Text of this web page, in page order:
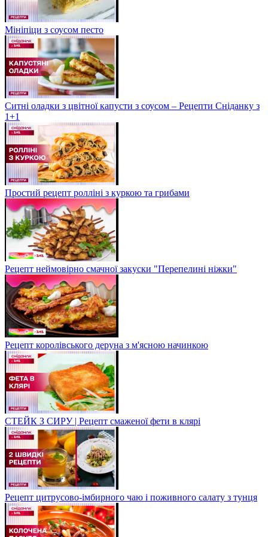
Мініпіци з соусом песто
Ситні оладки з цвітної капусти з соусом – Рецепти Сніданку з
1+1
Простий рецепт ролліні з куркою та грибами
Рецепт неймовірно смачної закуски "Перепелині ніжки"
Рецепт королівського деруна з м'ясною начинкою
СТЕЙК З СИРУ | Рецепт смаженої фети в клярі
Рецепт цитрусово-імбирного чаю і поживного салату з тунця